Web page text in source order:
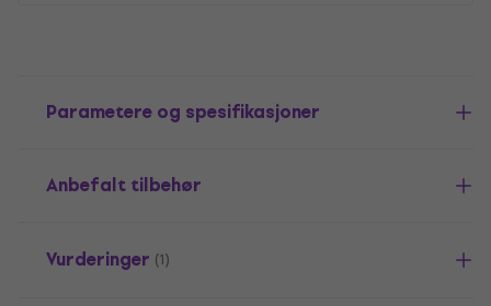
Parametere og spesifikasjoner
Anbefalt tilbehør
Vurderinger (1)